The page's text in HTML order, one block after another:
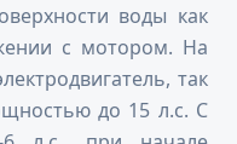
воды как
с мотором. На
так
до 15 л.с. С